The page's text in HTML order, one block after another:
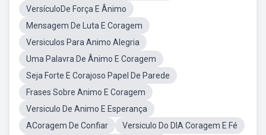
VersículoDe Força E Ânimo
Mensagem De Luta E Coragem
Versiculos Para Animo Alegria
Uma Palavra De Ânimo E Coragem
Seja Forte E Corajoso Papel De Parede
Frases Sobre Animo E Coragem
Versiculo De Animo E Esperança
ACoragem De Confiar
Versiculo Do DIA Coragem E Fé